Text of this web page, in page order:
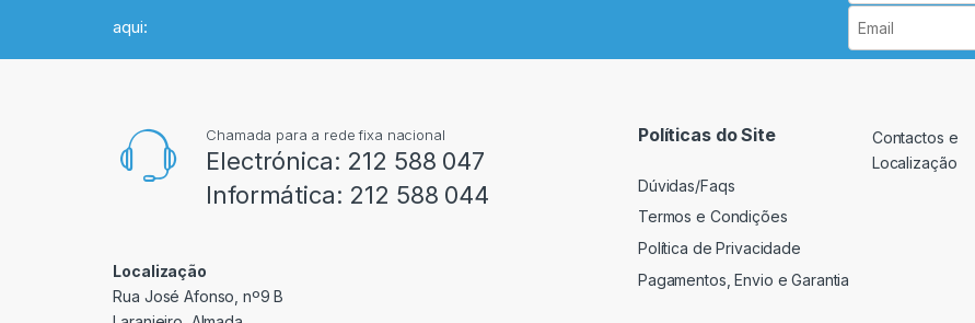
aqui:
Chamada para a rede fixa nacional
Electrónica: 212 588 047
Informática: 212 588 044
Localização
Rua José Afonso, nº9 B
Políticas do Site
Dúvidas/Faqs
Termos e Condições
Política de Privacidade
Pagamentos, Envio e Garantia
Contactos e
Localização